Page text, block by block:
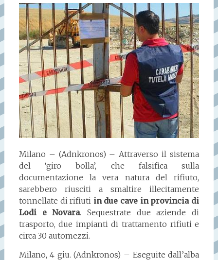
Milano – (Adnkronos) – Attraverso il sistema
del ‘giro bolla’, che falsifica sulla
documentazione la vera natura del rifiuto,
sarebbero riusciti a smaltire illecitamente
tonnellate di rifiuti in due cave in provincia di
Lodi e Novara. Sequestrate due aziende di
trasporto, due impianti di trattamento rifiuti e
circa 30 automezzi.
Milano, 4 giu. (Adnkronos) – Eseguite dall’alba